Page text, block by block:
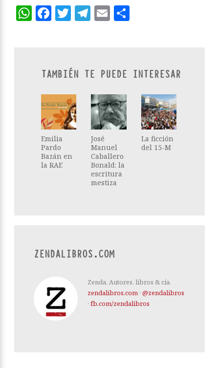
WhatsApp
Facebook
Twitter
Telegram
Email
TAMBIÉN TE PUEDE INTERESAR
Emilia
Pardo
Bazán en
la RAE
José
Manuel
Caballero
Bonald: la
escritura
mestiza
La ficción
del 15-M
ZENDALIBROS.COM
Zenda. Autores, libros & cía.
zendalibros.com · @zendalibros
· fb.com/zendalibros